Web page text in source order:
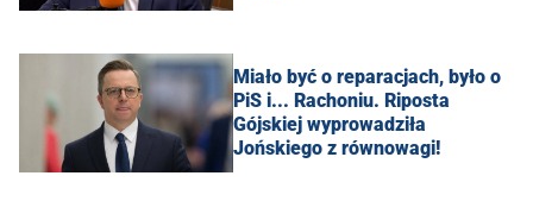
Miało być o reparacjach, było o
PiS i... Rachoniu. Riposta
Gójskiej wyprowadziła
Jońskiego z równowagi!